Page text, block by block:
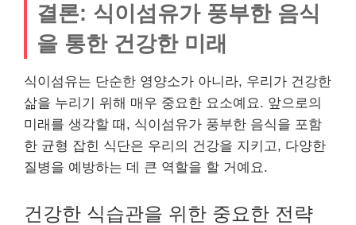
결론: 식이섬유가 풍부한 음식
을 통한 건강한 미래
식이섬유는 단순한 영양소가 아니라, 우리가 건강한
삶을 누리기 위해 매우 중요한 요소예요. 앞으로의
미래를 생각할 때, 식이섬유가 풍부한 음식을 포함
한 균형 잡힌 식단은 우리의 건강을 지키고, 다양한
질병을 예방하는 데 큰 역할을 할 거예요.
건강한 식습관을 위한 중요한 전략